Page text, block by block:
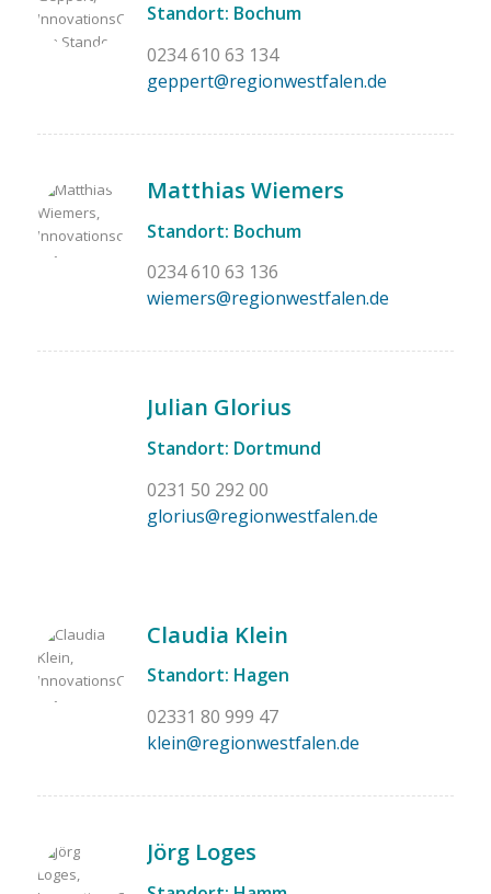
Standort: Bochum
0234 610 63 134
geppert@regionwestfalen.de
Matthias Wiemers
Standort: Bochum
0234 610 63 136
wiemers@regionwestfalen.de
Julian Glorius
Standort: Dortmund
0231 50 292 00
glorius@regionwestfalen.de
Claudia Klein
Standort: Hagen
02331 80 999 47
klein@regionwestfalen.de
Jörg Loges